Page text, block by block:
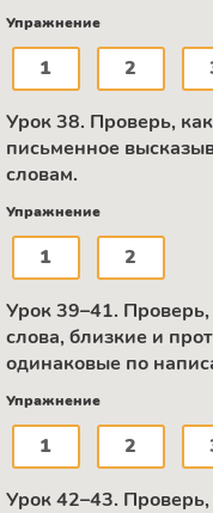
Упражнение
1 2
Урок 38. Проверь,
письменное
словам.
Упражнение
1 2
Урок 39–41.
слова, близкие и
одинаковые по
Упражнение
1 2
Урок 42–43. Проверь,